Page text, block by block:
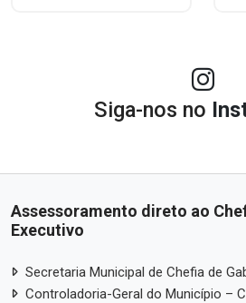
Siga-nos no
Assessoramento direto ao
Executivo
Secretaria Municipal de Chefia de
Controladoria-Geral do Município –